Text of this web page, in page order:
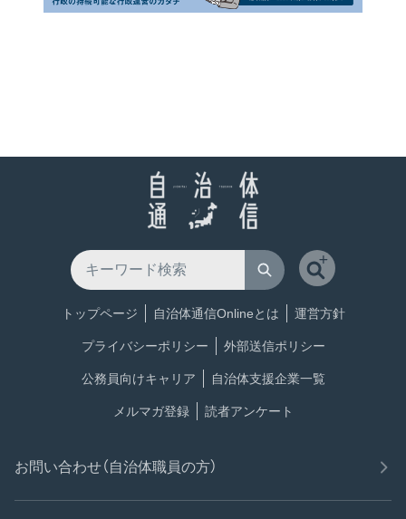
トップページ 自治体通信Onlineとは 運営方針
プライバシーポリシー 外部送信ポリシー
公務員向けキャリア 自治体支援企業一覧
メルマガ登録 読者アンケート
お問い合わせ（自治体職員の方）